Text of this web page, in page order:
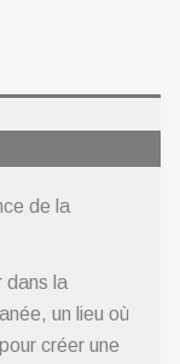
de la
dans la
un lieu où
créer une